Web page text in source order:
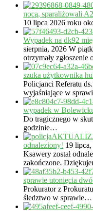
nocą, sparaliżowali
10 lipca 2026 roku
Wypadek na dk92
sierpnia, 2026 W
otrzymały
szuka użytkownika
Policjanci Referatu
wyjaśniające w
wypadek w
Do tragicznego w
godzinie…
odnaleziony! 19
Ksawery został
zakończone.
sprawie utonięcia
Prokurator z
śledztwo w sprawie…